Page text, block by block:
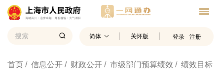
简体 关怀版 登录 注册
首页 / 信息公开 / 财政公开 / 市级部门预算绩效 / 绩效目标